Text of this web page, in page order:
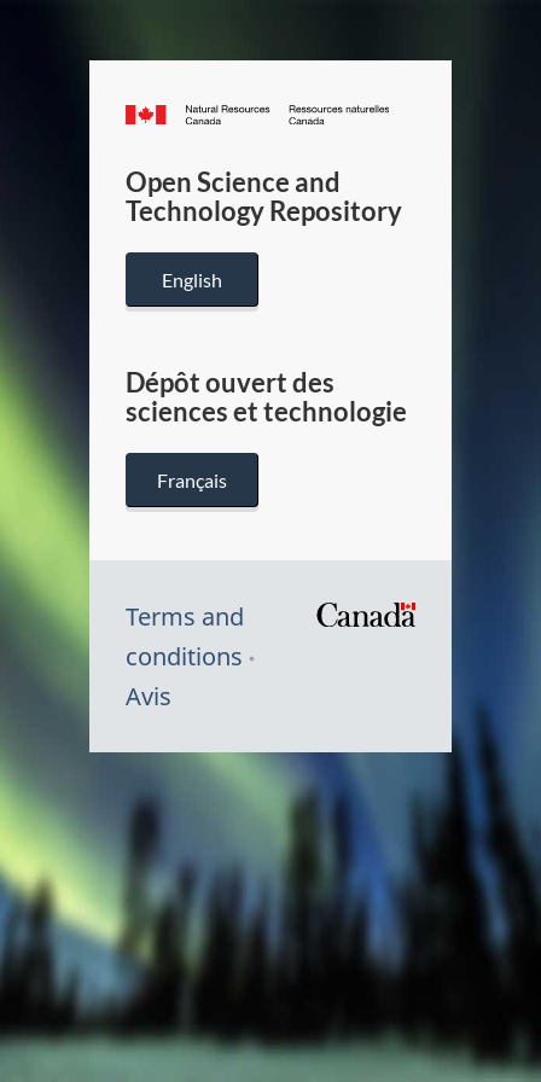
Canada.ca
/
Canada
Open Science and
Technology Repository
English
Dépôt ouvert des
sciences et technologie
Français
Terms and
conditions
Avis
Canada